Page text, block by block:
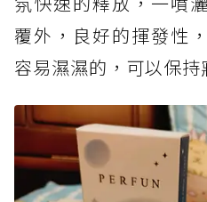
覆外，良好的揮發性
容易濕濕的，可以保持